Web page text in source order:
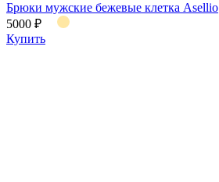
Брюки мужские бежевые клетка Asellio
5000 ₽
Купить